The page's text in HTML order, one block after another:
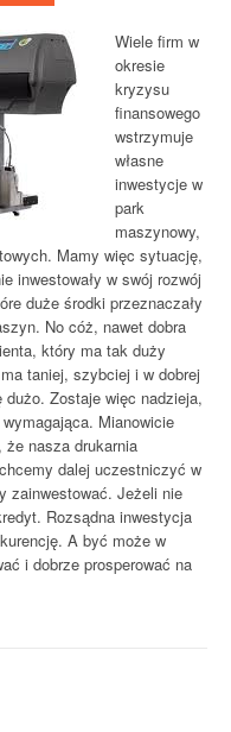
Wiele firm w
okresie
kryzysu
finansowego
wstrzymuje
własne
inwestycje w
park
maszynowy,
Mamy więc sytuację,
inwestowały w swój rozwój
duże środki przeznaczały
No cóż, nawet dobra
który ma tak duży
taniej, szybciej i w dobrej
Zostaje więc nadzieja,
Mianowicie
nasza drukarnia
dalej uczestniczyć w
zainwestować. Jeżeli nie
Rozsądna inwestycja
A być może w
i dobrze prosperować na